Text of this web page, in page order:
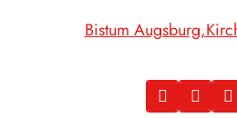
Bistum Augsburg